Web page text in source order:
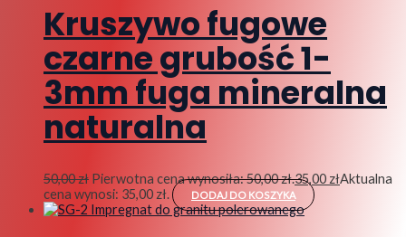
Kruszywo fugowe
czarne grubość 1-
3mm fuga mineralna
naturalna
50,00zł Pierwotna cena wynosiła: 50,00 zł.35,00 złAktualna
cena wynosi: 35,00 zł.
DODAJ DO KOSZYKA